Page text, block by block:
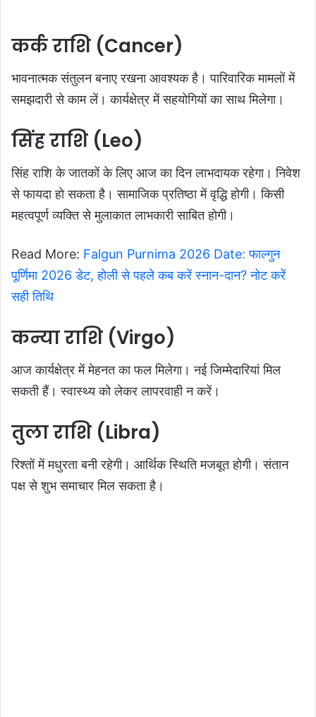
कर्क राशि (Cancer)
भावनात्मक संतुलन बनाए रखना आवश्यक है। पारिवारिक मामलों में
समझदारी से काम लें। कार्यक्षेत्र में सहयोगियों का साथ मिलेगा।
सिंह राशि (Leo)
सिंह राशि के जातकों के लिए आज का दिन लाभदायक रहेगा। निवेश
से फायदा हो सकता है। सामाजिक प्रतिष्ठा में वृद्धि होगी। किसी
महत्वपूर्ण व्यक्ति से मुलाकात लाभकारी साबित होगी।
Read More: Falgun Purnima 2026 Date: फाल्गुन
पूर्णिमा 2026 डेट, होली से पहले कब करें स्नान-दान? नोट करें
सही तिथि
कन्या राशि (Virgo)
आज कार्यक्षेत्र में मेहनत का फल मिलेगा। नई जिम्मेदारियां मिल
सकती हैं। स्वास्थ्य को लेकर लापरवाही न करें।
तुला राशि (Libra)
रिश्तों में मधुरता बनी रहेगी। आर्थिक स्थिति मजबूत होगी। संतान
पक्ष से शुभ समाचार मिल सकता है।